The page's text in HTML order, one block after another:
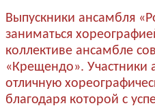
Выпускники ансамбля
заниматься
коллективе ансамбле
«Крещендо». Участники
отличную
благодаря которой с